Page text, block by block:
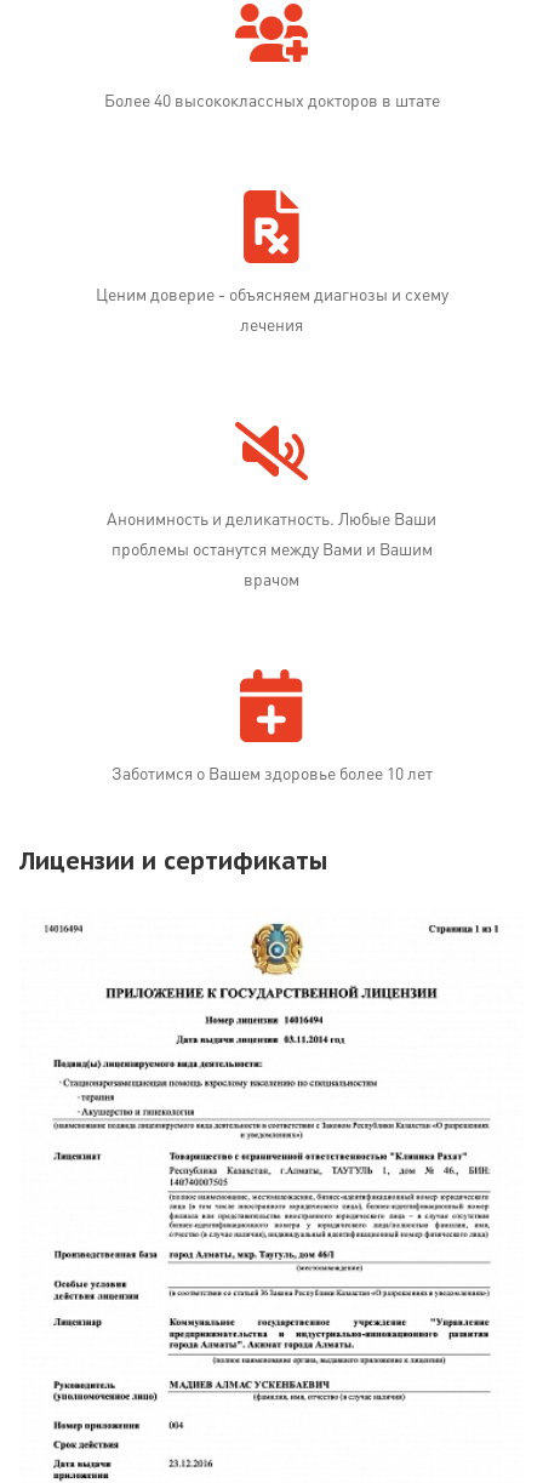
Более 40 высококлассных докторов в штате
Ценим доверие - объясняем диагнозы и схему
лечения
Анонимность и деликатность. Любые Ваши
проблемы останутся между Вами и Вашим
врачом
Заботимся о Вашем здоровье более 10 лет
Лицензии и сертификаты